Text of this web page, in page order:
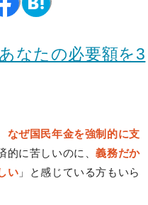
なたの必要額を3
なぜ国民年金を強制的に支
的に苦しいのに、義務だか
い 」と感じている方もいら